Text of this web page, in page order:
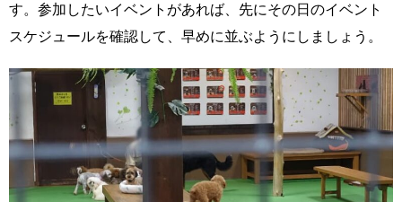
す。参加したいイベントがあれば、先にその日のイベント
スケジュールを確認して、早めに並ぶようにしましょう。